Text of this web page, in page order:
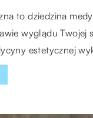
to dziedzina
wyglądu Twojej
estetycznej